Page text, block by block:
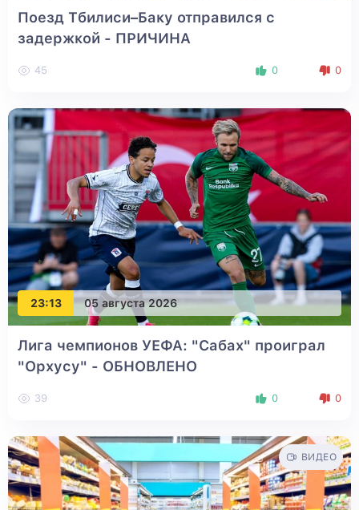
Поезд Тбилиси–Баку отправился с
задержкой - ПРИЧИНА
45 0 0
23:13 05 августа 2026
Лига чемпионов УЕФА: "Сабах" проиграл
"Орхусу" - ОБНОВЛЕНО
39 0 0
ВИДЕО